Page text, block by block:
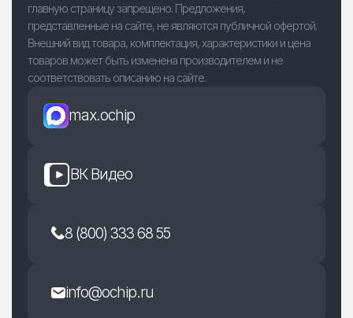
главную страницу запрещено. Предложения,
представленные на сайте, не являются публичной офертой.
Внешний вид товара, комплектация, характеристики и цена
товаров может быть изменена производителем и не
соответствовать описанию на сайте.
max.ochip
ВК Видео
8 (800) 333 68 55
info@ochip.ru